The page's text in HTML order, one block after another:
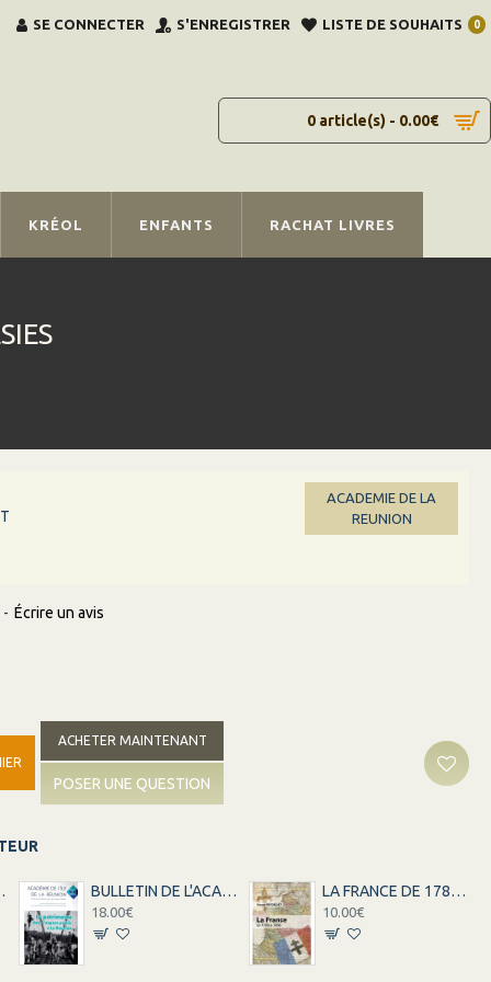
SE CONNECTER S'ENREGISTRER LISTE DE SOUHAITS 0
0 article(s) - 0.00€
KRÉOL ENFANTS RACHAT LIVRES
ACADEMIE DE LA
REUNION
- Écrire un avis
ACHETER MAINTENANT
POSER UNE QUESTION
40 BULLETIN DE L'ACADEMIE DE LA REUNION - VOLUME 41 - LE PATRIMOINE
18.00€
LA FRANCE DE 1789 A 1958
10.00€